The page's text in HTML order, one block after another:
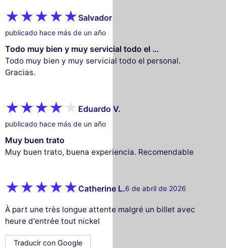
Salvador
publicado hace más de un año
Todo muy bien y muy servicial todo el …
Todo muy bien y muy servicial todo el personal.
Gracias.
Eduardo V.
publicado hace más de un año
Muy buen trato
Muy buen trato, buena experiencia. Recomendable
Catherine L.6 de abril de 2026
À part une très longue attente malgré un billet avec
heure d'entrée tout nickel
Traducir con Google